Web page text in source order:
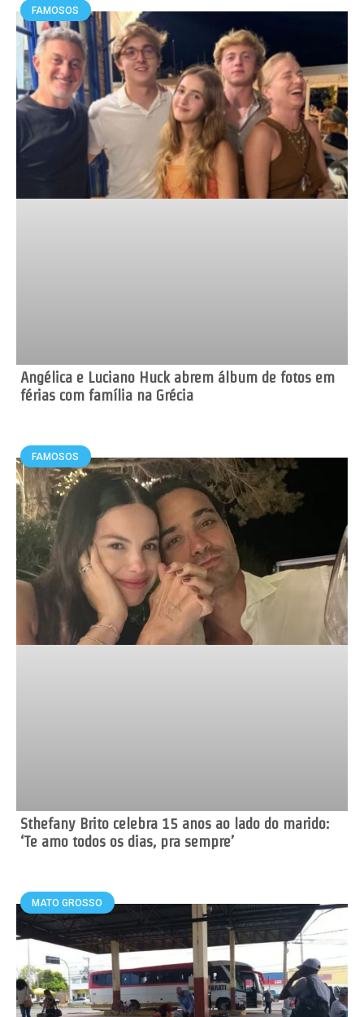
FAMOSOS
Angélica e Luciano Huck abrem álbum de fotos em
férias com família na Grécia
FAMOSOS
Sthefany Brito celebra 15 anos ao lado do marido:
‘Te amo todos os dias, pra sempre’
MATO GROSSO